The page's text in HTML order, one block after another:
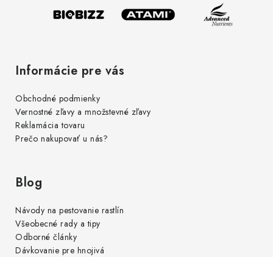
Informácie pre vás
Obchodné podmienky
Vernostné zľavy a množstevné zľavy
Reklamácia tovaru
Prečo nakupovať u nás?
Blog
Návody na pestovanie rastlín
Všeobecné rady a tipy
Odborné články
Dávkovanie pre hnojivá